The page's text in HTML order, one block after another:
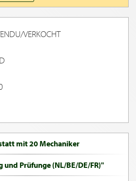
VERKOCHT
mit 20 Mechaniker
und Prüfunge (NL/BE/DE/FR)"